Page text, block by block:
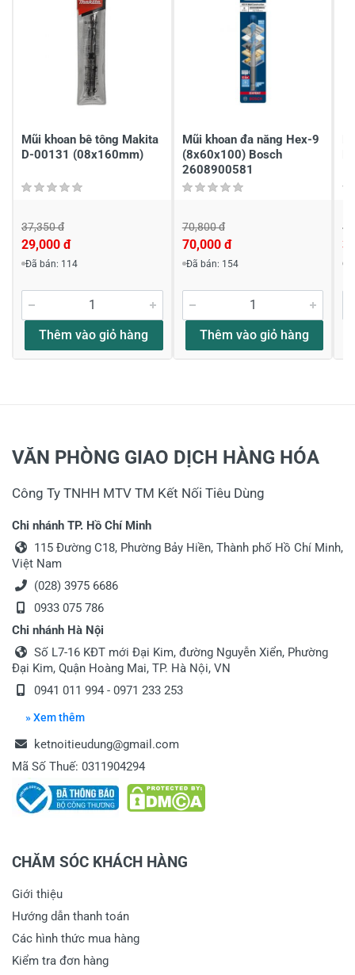
2
-
1
-
Chia sẻ nhận xét về sản phẩm
Viết nhận xét về sản phẩm
Đánh giá sao
Viết nhận xét của bạn vào bên dưới *
Gửi nhận xét
Mũi khoan bê tông Makita
D-00131 (08x160mm)
37,350 đ
29,000 đ
Đã bán: 114
Thêm vào giỏ hàng
Mũi khoan đa năng Hex-9
(8x60x100) Bosch
2608900581
70,800 đ
70,000 đ
Đã bán: 154
Thêm vào giỏ hàng
VĂN PHÒNG GIAO DỊCH HÀNG HÓA
Công Ty TNHH MTV TM Kết Nối Tiêu Dùng
Chi nhánh TP. Hồ Chí Minh
115 Đường C18, Phường Bảy Hiền, Thành phố Hồ Chí Minh,
Việt Nam
(028) 3975 6686
0933 075 786
Chi nhánh Hà Nội
Số L7-16 KĐT mới Đại Kim, đường Nguyễn Xiển, Phường
Đại Kim, Quận Hoàng Mai, TP. Hà Nội, VN
0941 011 994 - 0971 233 253
» Xem thêm
ketnoitieudung@gmail.com
Mã Số Thuế: 0311904294
CHĂM SÓC KHÁCH HÀNG
Giới thiệu
Hướng dẫn thanh toán
Các hình thức mua hàng
Kiểm tra đơn hàng